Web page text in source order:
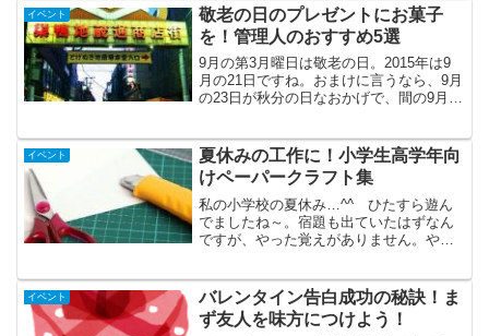
でも失敗しない写真の貼り方やレイアウ
トのコツを、順を追って...
イベント
敬老の日のプレゼントにお菓子
を！管理人のおすすめ5選
9月の第3月曜日は敬老の日。2015年は9
月の21日ですね。おまけに言うなら、9月
の23日が秋分の日なおかげで、間の9月22
8月はお盆の4連休が取れるし、父方、母
方、...
イベント
夏休みの工作に！小学生高学年向
けペーパークラフト集
私の小学校の夏休み…^^ゞひたすら遊ん
でましたね～。宿題も出ていたはずなん
ですが、やった覚えがありません。やっ
になって大慌てでやっていたクチだと思
います。国語、算数、理...
イベント
バレンタイン告白成功の秘訣！ま
ず友人を味方につけよう！